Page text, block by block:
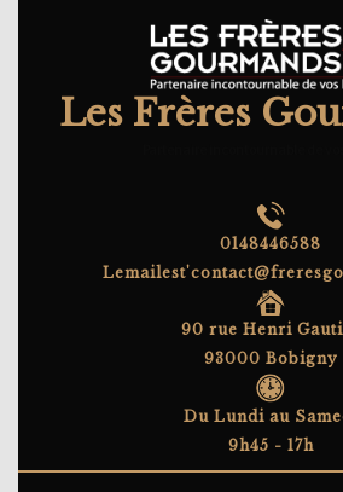
Les Frères
0148446588
90 rue Henri
93000 Bobigny
Du Lundi au
9h45 - 17h